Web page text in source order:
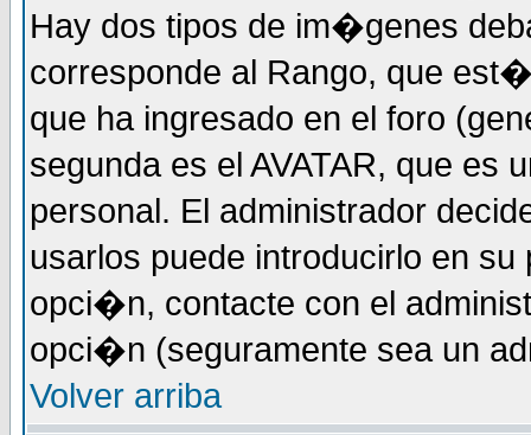
Hay dos tipos de im�genes
corresponde al Rango, que
que ha ingresado en el foro
segunda es el AVATAR, que
personal. El administrador
usarlos puede introducirlo en
opci�n, contacte con el
opci�n (seguramente sea un
Volver arriba